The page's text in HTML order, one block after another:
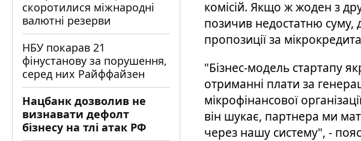
комісій. Якщо ж жоден з
позичив недостатню суму,
пропозиції за
"Бізнес-модель стартапу
отриманні плати за
мікрофінансової
він шукає, партнера ми
через нашу систему", -
скоротилися міжнародні
валютні резерви
НБУ покарав 21
фінустанову за порушення,
серед них Райффайзен
Нацбанк дозволив не
визнавати дефолт
бізнесу на тлі атак РФ